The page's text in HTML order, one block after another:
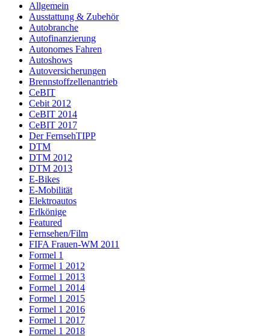
Allgemein
Ausstattung & Zubehör
Autobranche
Autofinanzierung
Autonomes Fahren
Autoshows
Autoversicherungen
Brennstoffzellenantrieb
CeBIT
Cebit 2012
CeBIT 2014
CeBIT 2017
Der FernsehTIPP
DTM
DTM 2012
DTM 2013
E-Bikes
E-Mobilität
Elektroautos
Erlkönige
Featured
Fernsehen/Film
FIFA Frauen-WM 2011
Formel 1
Formel 1 2012
Formel 1 2013
Formel 1 2014
Formel 1 2015
Formel 1 2016
Formel 1 2017
Formel 1 2018